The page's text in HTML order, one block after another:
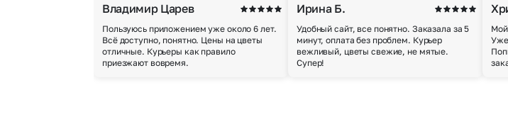
Владимир Царев
Пользуюсь приложением уже около 6 лет.
Всё доступно, понятно. Цены на цветы
отличные. Курьеры как правило
приезжают вовремя.
Ирина Б.
Удобный сайт, все понятно. Заказала за 5
минут, оплата без проблем. Курьер
вежливый, цветы свежие, не мятые.
Супер!
Уже